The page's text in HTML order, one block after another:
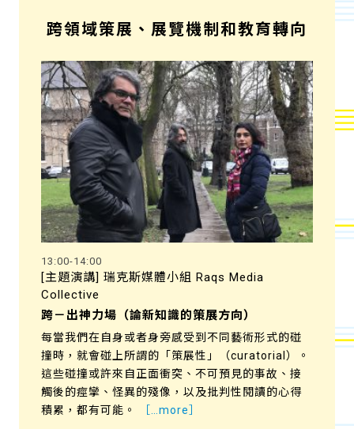
跨領域策展、展覽機制和教育轉向
13:00-14:00
[主題演講] 瑞克斯媒體小組 Raqs Media
Collective
跨－出神力場（論新知識的策展方向）
每當我們在自身或者身旁感受到不同藝術形式的碰
撞時，就會碰上所謂的「策展性」（curatorial）。
這些碰撞或許來自正面衝突、不可預見的事故、接
觸後的痙攣、怪異的殘像，以及批判性閱讀的心得
積累，都有可能。
［…more］